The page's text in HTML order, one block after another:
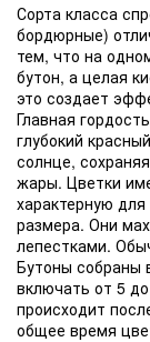
Сорта класса
бордюрные)
тем, что на
бутон, а целая
это создает
Главная
глубокий
солнце,
жары. Цветки
характерную
размера. Они
лепестками.
Бутоны собраны
включать от 5
происходит
общее время